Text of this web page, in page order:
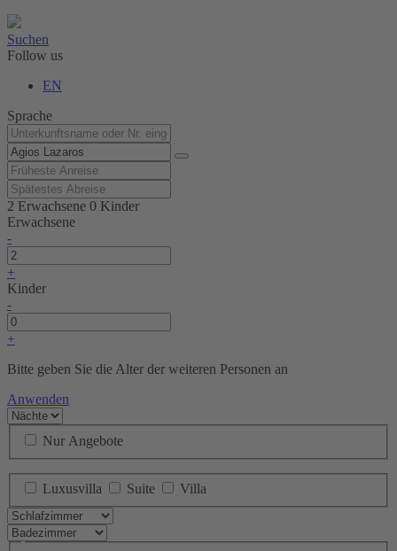
Suchen
Follow us
EN
Sprache
2 Erwachsene 0 Kinder
Erwachsene
-
+
Kinder
-
+
Bitte geben Sie die Alter der weiteren Personen an
Anwenden
Nur Angebote
Luxusvilla Suite Villa